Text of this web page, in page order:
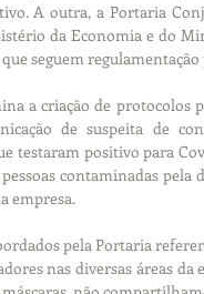
A outra, a Portaria
da Economia e do
que seguem
a criação de protocolos
de suspeita de
testaram positivo para
contaminadas pela
empresa.
pela Portaria
nas diversas áreas